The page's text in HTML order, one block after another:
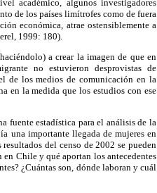
académico, algunos investigadores
de los países limítrofes como de fuera
económica, atrae ostensiblemente a
1999: 180).
a crear la imagen de que en
no estuvieron desprovistas de
de los medios de comunicación en la
en la medida que los estudios con ese
fuente estadística para el análisis de la
una importante llegada de mujeres en
del censo de 2002 se pueden
Chile y qué aportan los antecedentes
¿Cuántas son, dónde laboran y cuál